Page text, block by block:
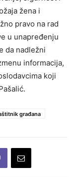
žena i
pravo na rad
u unapređenju
da nadležni
informacija,
koji
građana